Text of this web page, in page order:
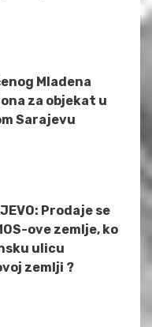
Mladena
za objekat u
Sarajevu
Prodaje se
ove zemlje, ko
ulicu
zemlji ?